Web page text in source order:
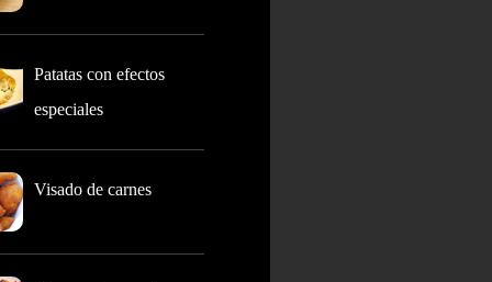
Patatas con efectos
especiales
Visado de carnes